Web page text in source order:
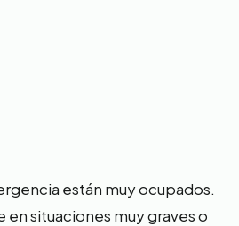
están muy ocupados.
en situaciones muy graves o